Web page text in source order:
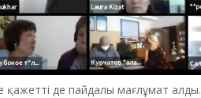
қажетті де пайдалы мағлұмат алды.